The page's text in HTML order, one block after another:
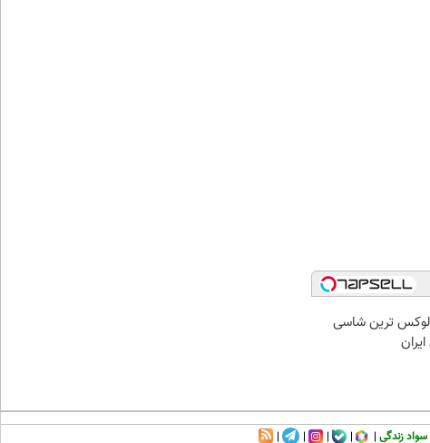
IM LS7 لوکس ترین شاسی
سواد زندگی